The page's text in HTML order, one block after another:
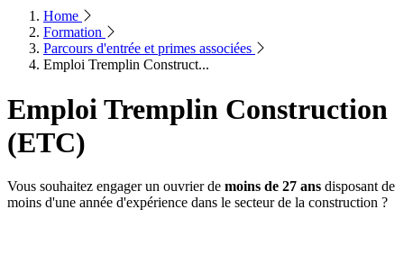
Home
Formation
Parcours d'entrée et primes associées
Emploi Tremplin Construct...
Emploi Tremplin Construction
(ETC)
Vous souhaitez engager un ouvrier de moins de 27 ans disposant de
moins d'une année d'expérience dans le secteur de la construction ?